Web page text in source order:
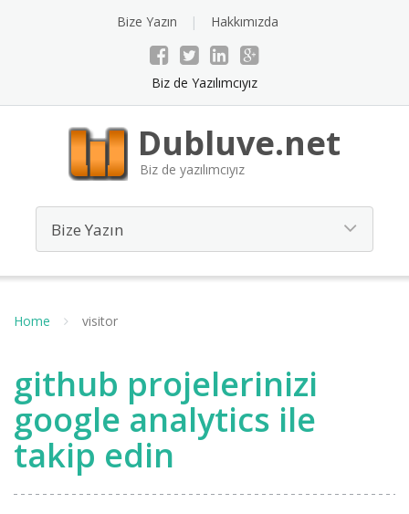
Bize Yazın Hakkımızda
Biz de Yazılımcıyız
Dubluve.net
Biz de yazılımcıyız
Home visitor
github projelerinizi
google analytics ile
takip edin